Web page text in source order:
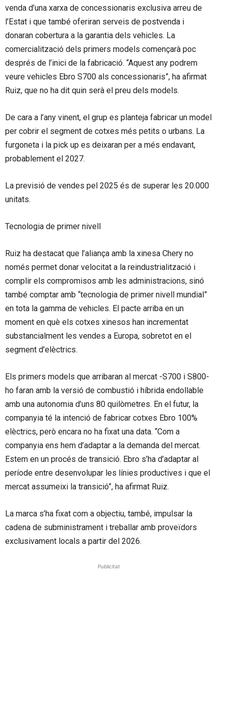
venda d’una xarxa de concessionaris exclusiva arreu de
l’Estat i que també oferiran serveis de postvenda i
donaran cobertura a la garantia dels vehicles. La
comercialització dels primers models començarà poc
després de l’inici de la fabricació. “Aquest any podrem
veure vehicles Ebro S700 als concessionaris”, ha afirmat
Ruiz, que no ha dit quin serà el preu dels models.
De cara a l’any vinent, el grup es planteja fabricar un model
per cobrir el segment de cotxes més petits o urbans. La
furgoneta i la pick up es deixaran per a més endavant,
probablement el 2027.
La previsió de vendes pel 2025 és de superar les 20.000
unitats.
Tecnologia de primer nivell
Ruiz ha destacat que l’aliança amb la xinesa Chery no
només permet donar velocitat a la reindustrialització i
complir els compromisos amb les administracions, sinó
també comptar amb “tecnologia de primer nivell mundial”
en tota la gamma de vehicles. El pacte arriba en un
moment en què els cotxes xinesos han incrementat
substancialment les vendes a Europa, sobretot en el
segment d’elèctrics.
Els primers models que arribaran al mercat -S700 i S800-
ho faran amb la versió de combustió i híbrida endollable
amb una autonomia d’uns 80 quilòmetres. En el futur, la
companyia té la intenció de fabricar cotxes Ebro 100%
elèctrics, però encara no ha fixat una data. “Com a
companyia ens hem d’adaptar a la demanda del mercat.
Estem en un procés de transició. Ebro s’ha d’adaptar al
període entre desenvolupar les línies productives i que el
mercat assumeixi la transició”, ha afirmat Ruiz.
La marca s’ha fixat com a objectiu, també, impulsar la
cadena de subministrament i treballar amb proveïdors
exclusivament locals a partir del 2026.
Publicitat